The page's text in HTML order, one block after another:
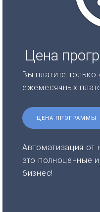
Цена
Вы платите
ежемесячных
ЦЕНА ПРОГРАММЫ
Автоматизация от
это полноценные
бизнес!